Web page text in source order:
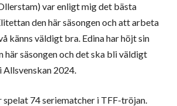
var enligt mig det bästa
den här säsongen och att arbeta
känns väldigt bra. Edina har höjt sin
här säsongen och det ska bli väldigt
Allsvenskan 2024.
spelat 74 seriematcher i TFF-tröjan.